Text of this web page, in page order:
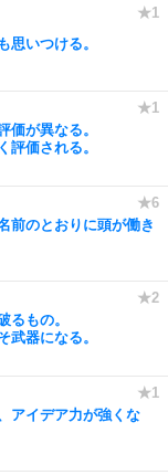
思いつける。
価が異なる。
評価される。
前のとおりに頭が働き
るもの。
武器になる。
アイデア力が強くな